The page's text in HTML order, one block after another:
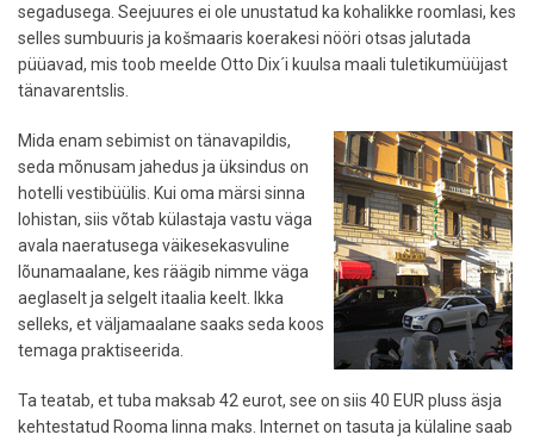
segadusega. Seejuures ei ole unustatud ka kohalikke roomlasi, kes
selles sumbuuris ja košmaaris koerakesi nööri otsas jalutada
püüavad, mis toob meelde Otto Dix´i kuulsa maali tuletikumüüjast
tänavarentslis.
Mida enam sebimist on tänavapildis,
seda mõnusam jahedus ja üksindus on
hotelli vestibüülis. Kui oma märsi sinna
lohistan, siis võtab külastaja vastu väga
avala naeratusega väikesekasvuline
lõunamaalane, kes räägib nimme väga
aeglaselt ja selgelt itaalia keelt. Ikka
selleks, et väljamaalane saaks seda koos
temaga praktiseerida.
Ta teatab, et tuba maksab 42 eurot, see on siis 40 EUR pluss äsja
kehtestatud Rooma linna maks. Internet on tasuta ja külaline saab